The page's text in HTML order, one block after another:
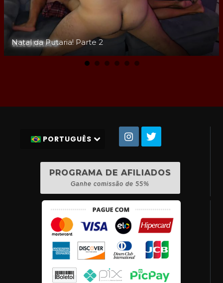
Natal da Putaria! Parte 2
PORTUGUÊS
PROGRAMA DE AFILIADOS
Ganhe comissão de 55%